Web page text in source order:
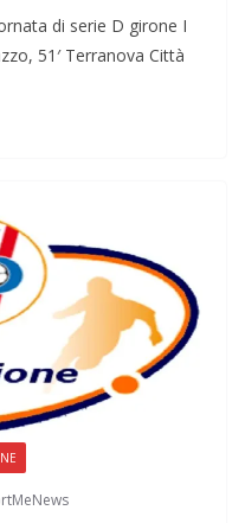
di serie D girone I
51′ Terranova Città